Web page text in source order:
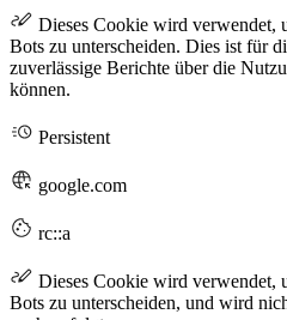
Dieses Cookie wird verwendet,
Bots zu unterscheiden. Dies ist für
zuverlässige Berichte über die
können.
Persistent
google.com
rc::a
Dieses Cookie wird verwendet,
Bots zu unterscheiden, und wird